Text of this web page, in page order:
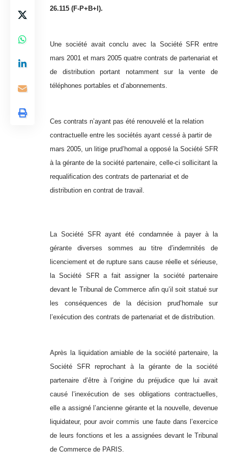
26.115 (F-P+B+I).
Une société avait conclu avec la Société SFR entre
mars 2001 et mars 2005 quatre contrats de partenariat et
de distribution portant notamment sur la vente de
téléphones portables et d’abonnements.
Ces contrats n’ayant pas été renouvelé et la relation
contractuelle entre les sociétés ayant cessé à partir de
mars 2005, un litige prud’homal a opposé la Société SFR
à la gérante de la société partenaire, celle-ci sollicitant la
requalification des contrats de partenariat et de
distribution en contrat de travail.
La Société SFR ayant été condamnée à payer à la
gérante diverses sommes au titre d’indemnités de
licenciement et de rupture sans cause réelle et sérieuse,
la Société SFR a fait assigner la société partenaire
devant le Tribunal de Commerce afin qu’il soit statué sur
les conséquences de la décision prud’homale sur
l’exécution des contrats de partenariat et de distribution.
Après la liquidation amiable de la société partenaire, la
Société SFR reprochant à la gérante de la société
partenaire d’être à l’origine du préjudice que lui avait
causé l’inexécution de ses obligations contractuelles,
elle a assigné l’ancienne gérante et la nouvelle, devenue
liquidateur, pour avoir commis une faute dans l’exercice
de leurs fonctions et les a assignées devant le Tribunal
de Commerce de PARIS.